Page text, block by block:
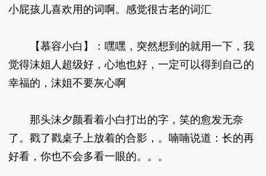
小屁孩儿喜欢用的词啊。感觉很古老的词汇
【慕容小白】：嘿嘿，突然想到的就用一下，我
觉得沫姐人超级好，心地也好，一定可以得到自己的
幸福的，沫姐不要灰心啊
那头沫夕颜看着小白打出的字，笑的愈发无奈
了。戳了戳桌子上放着的合影，。喃喃说道：长的再
好看，你也不会多看一眼的。。。